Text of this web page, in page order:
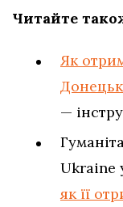
Читайте
Як
—
Ukraine
як її